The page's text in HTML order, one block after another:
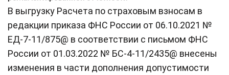
В выгрузку Расчета по страховым взносам в
редакции приказа ФНС России от 06.10.2021 №
ЕД-7-11/875@ в соответствии с письмом ФНС
России от 01.03.2022 № БС-4-11/2435@ внесены
изменения в части дополнения допустимости